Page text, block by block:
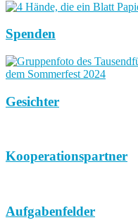
Spenden
Gesichter
Kooperationspartner
Aufgabenfelder